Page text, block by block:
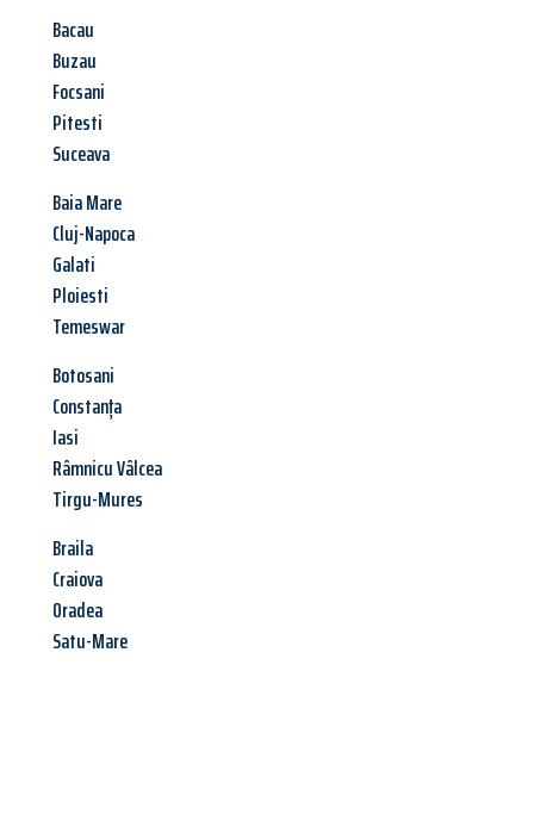
Bacau
Buzau
Focsani
Pitesti
Suceava
Baia Mare
Cluj-Napoca
Galati
Ploiesti
Temeswar
Botosani
Constanța
Iasi
Râmnicu Vâlcea
Tirgu-Mures
Braila
Craiova
Oradea
Satu-Mare